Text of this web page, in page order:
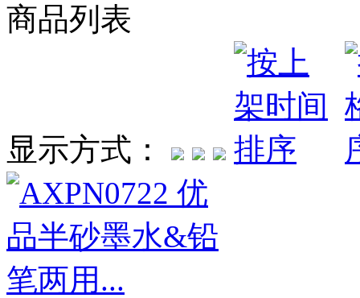
商品列表
显示方式：